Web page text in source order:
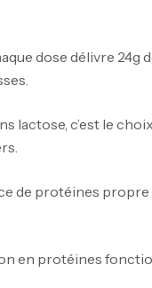
dose délivre 24g
lactose, c’est le
de protéines
en protéines